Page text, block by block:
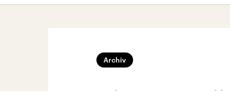
Archiv